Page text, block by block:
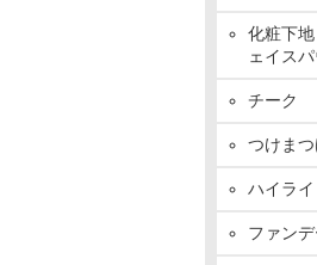
化粧下
ェイス
チーク
つけま
ハイラ
ファン